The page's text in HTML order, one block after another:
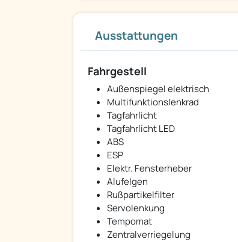
Ausstattungen
Fahrgestell
Außenspiegel elektrisch
Multifunktionslenkrad
Tagfahrlicht
Tagfahrlicht LED
ABS
ESP
Elektr. Fensterheber
Alufelgen
Rußpartikelfilter
Servolenkung
Tempomat
Zentralverriegelung